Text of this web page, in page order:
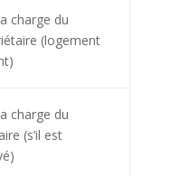
charge du
(logement
charge du
(s’il est